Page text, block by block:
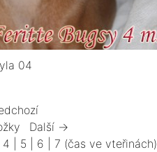
04
Další →
4 5 6 7 (čas ve vteřinách)